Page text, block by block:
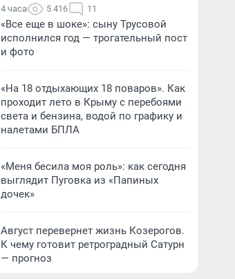
4 часа 5 416 11
«Все еще в шоке»: сыну Трусовой
исполнился год — трогательный пост
и фото
«На 18 отдыхающих 18 поваров». Как
проходит лето в Крыму с перебоями
света и бензина, водой по графику и
налетами БПЛА
«Меня бесила моя роль»: как сегодня
выглядит Пуговка из «Папиных
дочек»
Август перевернет жизнь Козерогов.
К чему готовит ретроградный Сатурн
— прогноз